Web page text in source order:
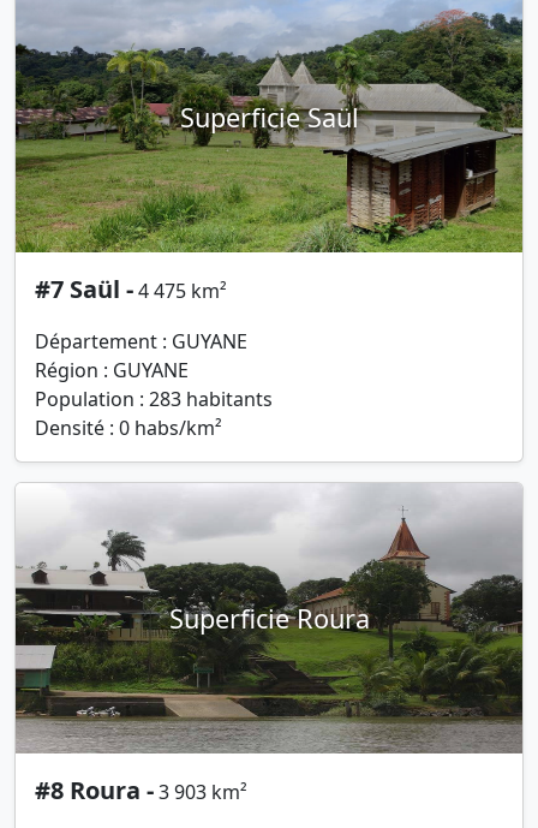
Superficie Saül
#7 Saül -4 475 km²
Département : GUYANE
Région : GUYANE
Population : 283 habitants
Densité : 0 habs/km²
Superficie Roura
#8 Roura -3 903 km²